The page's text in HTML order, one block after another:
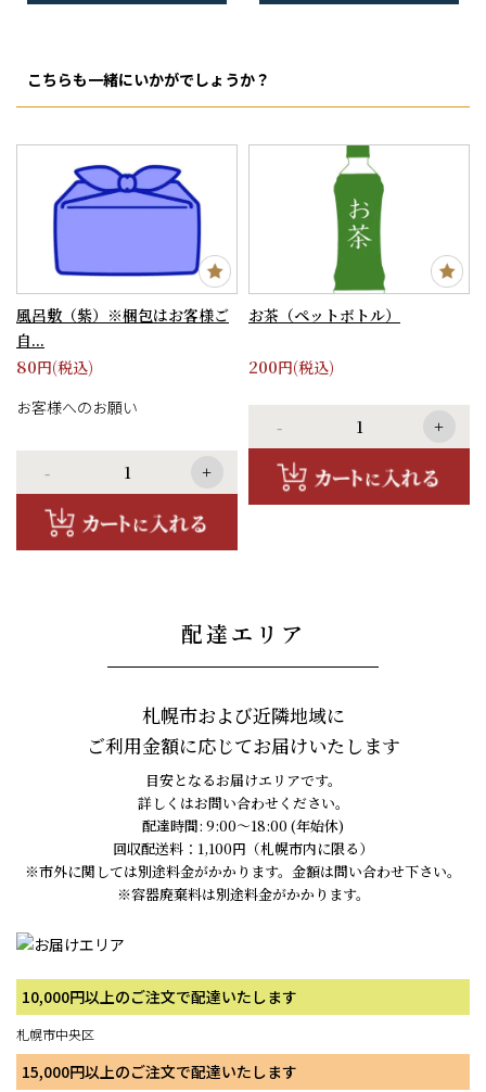
こちらも一緒にいかがでしょうか？
風呂敷（紫）※梱包はお客様ご
自...
80円(税込)
お客様へのお願い
安全にお届けするため、配送中
の崩れ防止を考慮し、風呂敷で
お弁当を包む作業は承っており
ません。
何卒ご理解のほどよろしくお願
- +
お茶（ペットボトル）
200円(税込)
- +
配達エリア
札幌市および近隣地域に
ご利用金額に応じてお届けいたします
目安となるお届けエリアです。
詳しくはお問い合わせください。
配達時間: 9:00～18:00 (年始休)
回収配送料：1,100円（札幌市内に限る）
※市外に関しては別途料金がかかります。金額は問い合わせ下さい。
※容器廃棄料は別途料金がかかります。
10,000円以上のご注文で配達いたします
札幌市中央区
15,000円以上のご注文で配達いたします